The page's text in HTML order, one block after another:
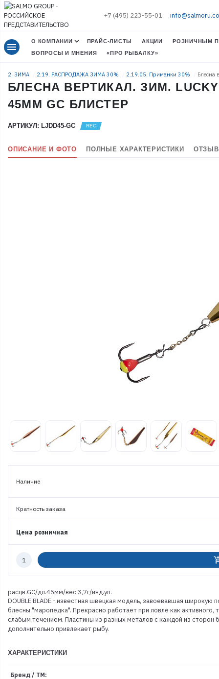
+7 (495) 223-55-01
menu О КОМПАНИИ ПРАЙС-ЛИСТЫ АКЦИИ
РОЗНИЧНЫМ
ВОПРОСЫ И МНЕНИЯ
«ПРО РЫБАЛКУ»
2. ЗИМА 2.19. РАСПРОДАЖА ЗИМА 30% 2.19.05. Приманки 30% Блесна
БЛЕСНА ВЕРТИКАЛ. ЗИМ. LUCKY
45ММ GC БЛИСТЕР
АРТИКУЛ: LJDD45-GC
ОПИСАНИЕ И ФОТО ПОЛНЫЕ ХАРАКТЕРИСТИКИ
Наличие
Кратность заказа
Цена розничная
Количество
расцв.GС/дл.45мм/вес 3,7г/инд.уп.
DOUBLE BLADE - известная швецкая модель, завоевавшая широкую
блесны "маропедка". Прекрасно работает при ловле как активного,
слабым течением. Пластины из разных металов с каждой из сторон
дополнительно привлекает рыбу.
ХАРАКТЕРИСТИКИ
Бренд / ТМ: